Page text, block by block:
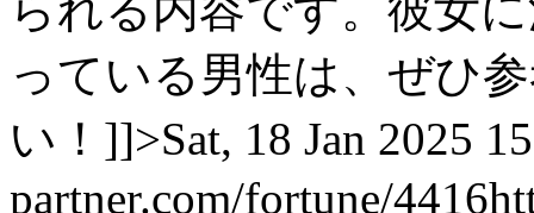
っている男性は、ぜひ
い！]]>Sat, 18 Jan 2025
partner.com/fortune/4416